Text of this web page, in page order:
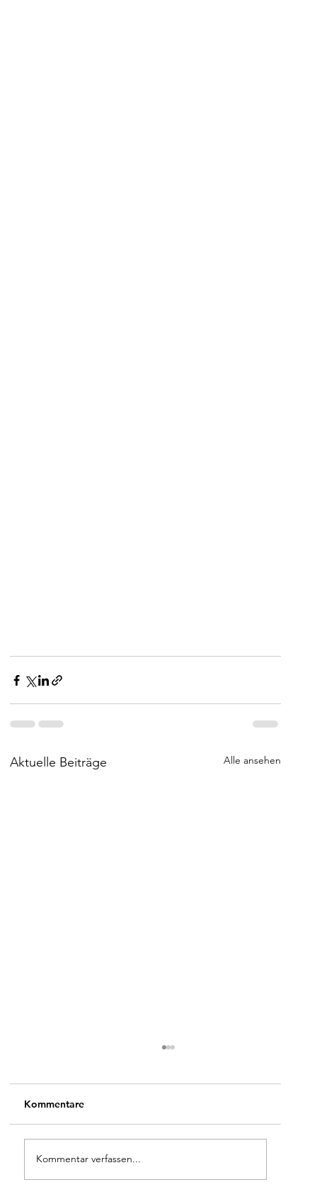
Aktuelle Beiträge Alle ansehen
Kommentare
Kommentar verfassen...